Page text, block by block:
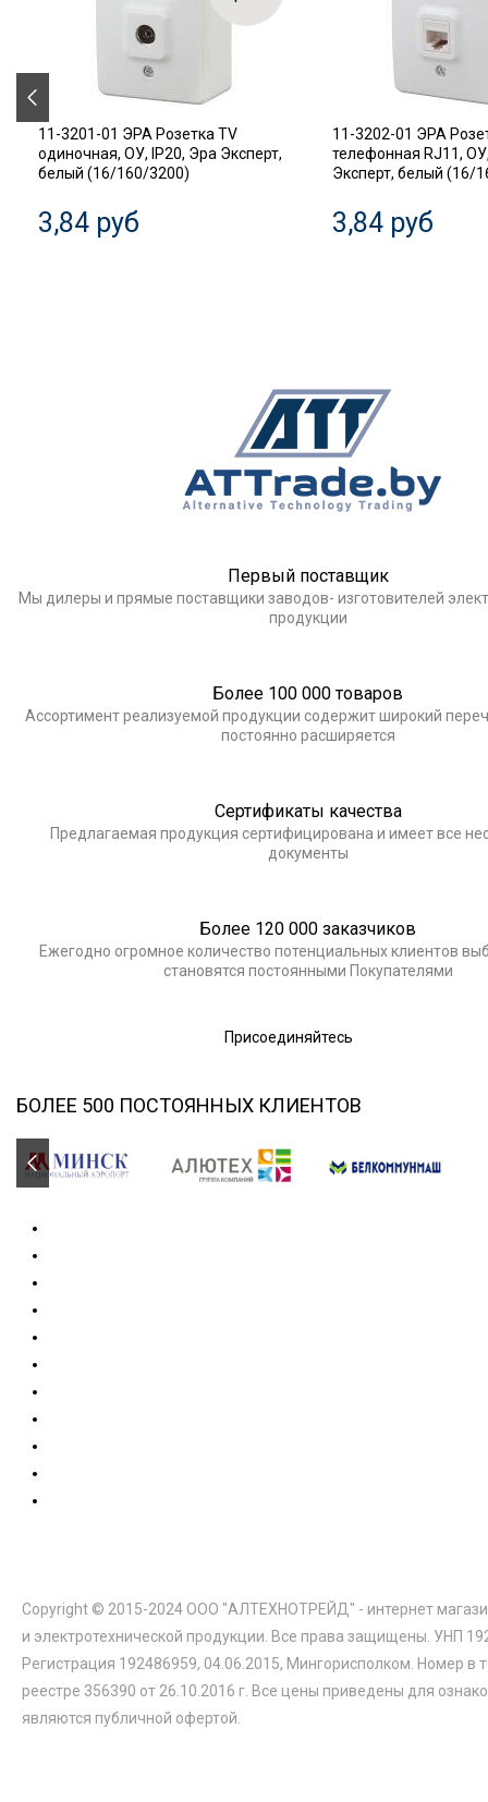
11-3201-01 ЭРА Розетка TV
одиночная, ОУ, IP20, Эра Эксперт,
белый (16/160/3200)
3,84 руб
11-3202-01 ЭРА
телефонная RJ11,
Эксперт, белый (16/
3,84 руб
Первый поставщик
Мы дилеры и прямые поставщики заводов- изготовителей
продукции
Более 100 000 товаров
Ассортимент реализуемой продукции содержит широкий
постоянно расширяется
Сертификаты качества
Предлагаемая продукция сертифицирована и имеет все
документы
Более 120 000 заказчиков
Ежегодно огромное количество потенциальных клиентов
становятся постоянными Покупателями
Присоединяйтесь
БОЛЕЕ 500 ПОСТОЯННЫХ КЛИЕНТОВ
Copyright © 2015-2024 ООО "АЛТЕХНОТРЕЙД" - интернет
и электротехнической продукции. Все права защищены. УНП
Регистрация 192486959, 04.06.2015, Мингорисполком. Номер в
реестре 356390 от 26.10.2016 г. Все цены приведены для
являются публичной офертой.